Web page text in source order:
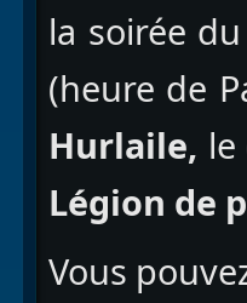
la soirée
(heure de
Hurlaile, le
Légion de
Vous